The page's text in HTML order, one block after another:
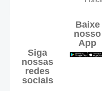
Siga
nossas
redes
sociais
Baixe
nosso
App